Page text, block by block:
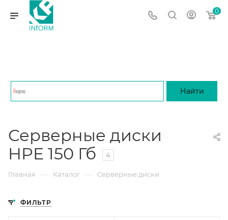
0
Серверные диски
HPE 150 Гб
4
Главная — Каталог — Серверные диски
ФИЛЬТР